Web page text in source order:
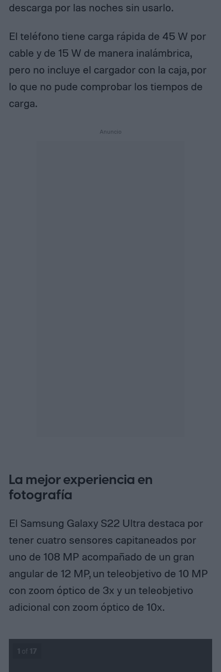
descarga por las noches sin usarlo.
El teléfono tiene carga rápida de 45 W por
cable y de 15 W de manera inalámbrica,
pero no incluye el cargador con la caja, por
lo que no pude comprobar los tiempos de
carga.
La mejor experiencia en
fotografía
El Samsung Galaxy S22 Ultra destaca por
tener cuatro sensores capitaneados por
uno de 108 MP acompañado de un gran
angular de 12 MP, un teleobjetivo de 10 MP
con zoom óptico de 3x y un teleobjetivo
adicional con zoom óptico de 10x.
1 of 17